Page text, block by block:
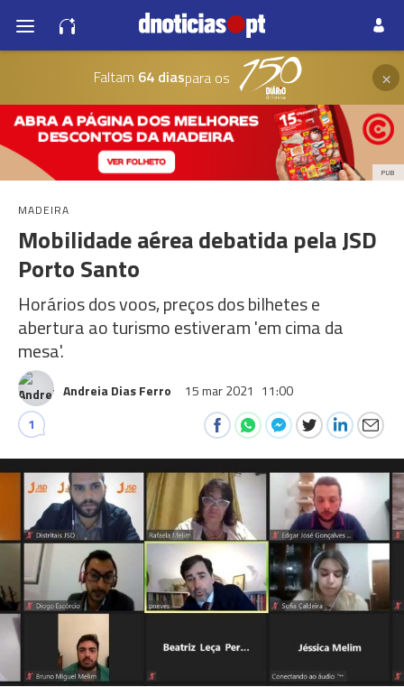
Faltam 64 diaspara os ×
PUB
MADEIRA
Mobilidade aérea debatida pela JSD
Porto Santo
Horários dos voos, preços dos bilhetes e
abertura ao turismo estiveram 'em cima da
mesa'.
Andreia Dias Ferro 15 mar 2021 11:00
1